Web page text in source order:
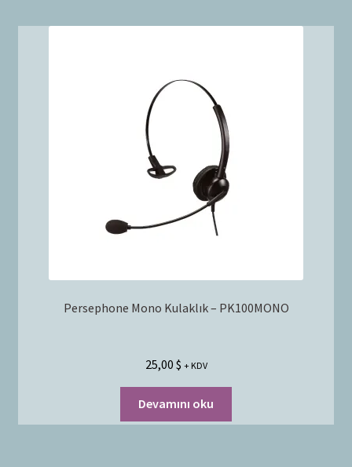
Persephone Mono Kulaklık – PK100MONO
25,00 $ + KDV
Devamını oku